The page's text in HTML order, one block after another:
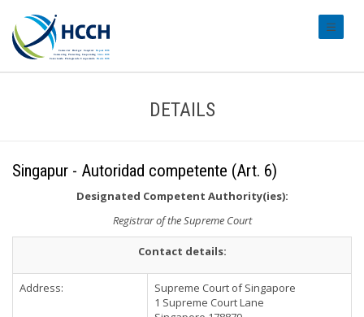
DETAILS
Singapur - Autoridad competente (Art. 6)
Designated Competent Authority(ies):
Registrar of the Supreme Court
Contact details:
Address:
Supreme Court of Singapore
1 Supreme Court Lane